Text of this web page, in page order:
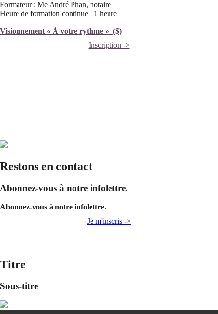
Formateur : Me André Phan, notaire
Heure de formation continue : 1 heure
Visionnement « À votre rythme » ($)
Inscription ->
Restons en contact
Abonnez-vous à notre infolettre.
Abonnez-vous à notre infolettre.
Je m'inscris ->
Titre
Sous-titre